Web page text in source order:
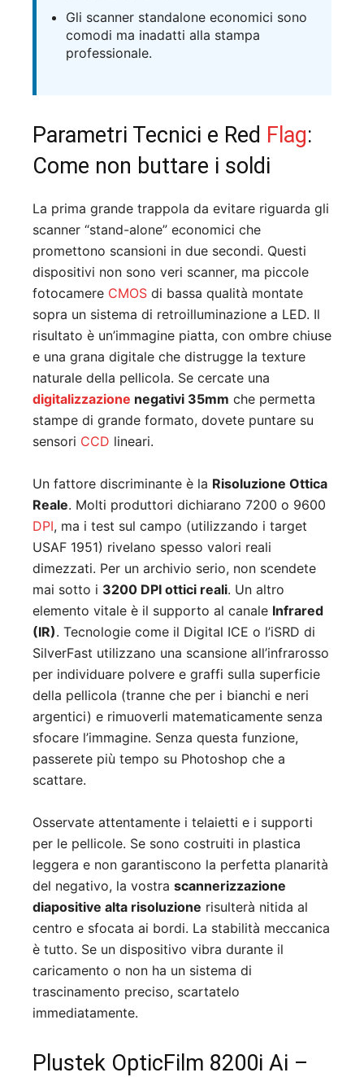
Gli scanner standalone economici sono
comodi ma inadatti alla stampa
professionale.
Parametri Tecnici e Red Flag:
Come non buttare i soldi
La prima grande trappola da evitare riguarda gli
scanner “stand-alone” economici che
promettono scansioni in due secondi. Questi
dispositivi non sono veri scanner, ma piccole
fotocamere CMOS di bassa qualità montate
sopra un sistema di retroilluminazione a LED. Il
risultato è un’immagine piatta, con ombre chiuse
e una grana digitale che distrugge la texture
naturale della pellicola. Se cercate una
digitalizzazione negativi 35mm che permetta
stampe di grande formato, dovete puntare su
sensori CCD lineari.
Un fattore discriminante è la Risoluzione Ottica
Reale. Molti produttori dichiarano 7200 o 9600
DPI, ma i test sul campo (utilizzando i target
USAF 1951) rivelano spesso valori reali
dimezzati. Per un archivio serio, non scendete
mai sotto i 3200 DPI ottici reali. Un altro
elemento vitale è il supporto al canale Infrared
(IR). Tecnologie come il Digital ICE o l’iSRD di
SilverFast utilizzano una scansione all’infrarosso
per individuare polvere e graffi sulla superficie
della pellicola (tranne che per i bianchi e neri
argentici) e rimuoverli matematicamente senza
sfocare l’immagine. Senza questa funzione,
passerete più tempo su Photoshop che a
scattare.
Osservate attentamente i telaietti e i supporti
per le pellicole. Se sono costruiti in plastica
leggera e non garantiscono la perfetta planarità
del negativo, la vostra scannerizzazione
diapositive alta risoluzione risulterà nitida al
centro e sfocata ai bordi. La stabilità meccanica
è tutto. Se un dispositivo vibra durante il
caricamento o non ha un sistema di
trascinamento preciso, scartatelo
immediatamente.
Plustek OpticFilm 8200i Ai –